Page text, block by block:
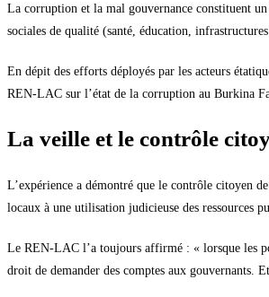
La corruption et la mal gouvernance constituent
sociales de qualité (santé, éducation,
En dépit des efforts déployés par les acteurs
REN-LAC sur l’état de la corruption au Burkina
La veille et le contrôle
L’expérience a démontré que le contrôle citoyen
locaux à une utilisation judicieuse des ressources
Le REN-LAC l’a toujours affirmé : « lorsque les
droit de demander des comptes aux gouvernants.